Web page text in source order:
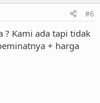
#6
? Kami ada tapi tidak
+ harga